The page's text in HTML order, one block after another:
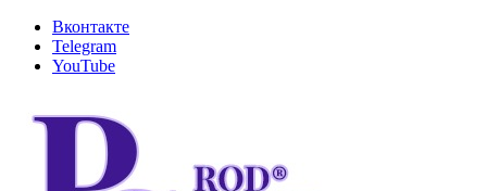
Вконтакте
Telegram
YouTube